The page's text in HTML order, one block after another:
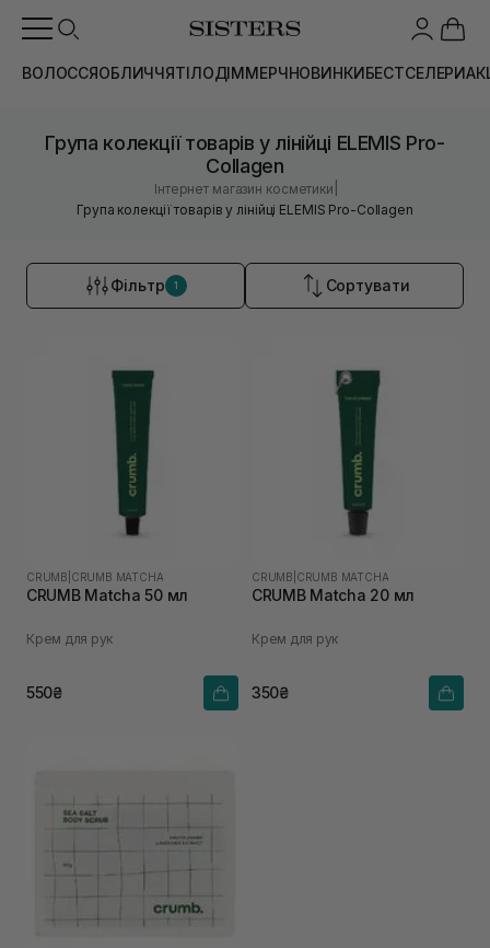
ВОЛОССЯОБЛИЧЧЯТІЛОДІММЕРЧНОВИНКИБЕСТСЕЛЕРИ
Група колекції товарів у лінійці ELEMIS Pro-
Collagen
Інтернет магазин косметики
Група колекції товарів у лінійці ELEMIS Pro-Collagen
Фільтр 1 Сортувати
CRUMB CRUMB MATCHA
CRUMB Matcha 50 мл
Крем для рук
550₴
CRUMB CRUMB MATCHA
CRUMB Matcha 20 мл
Крем для рук
350₴